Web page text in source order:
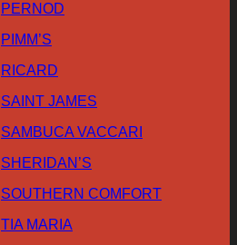
PERNOD
PIMM’S
RICARD
SAINT JAMES
SAMBUCA VACCARI
SHERIDAN’S
SOUTHERN COMFORT
TIA MARIA